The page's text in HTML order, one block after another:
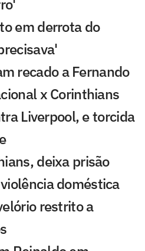
em derrota do
recado a Fernando
x Corinthians
Liverpool, e torcida
deixa prisão
doméstica
restrito a